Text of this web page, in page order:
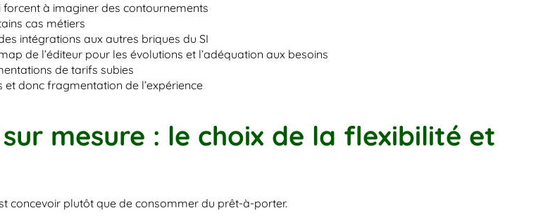
forcent à imaginer des contournements
cas métiers
intégrations aux autres briques du SI
de l’éditeur pour les évolutions et l’adéquation aux besoins
de tarifs subies
donc fragmentation de l’expérience
mesure : le choix de la flexibilité et
concevoir plutôt que de consommer du prêt-à-porter.